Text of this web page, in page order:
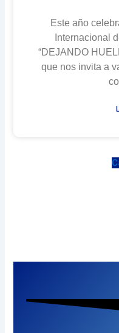
Este año
Internacional
“DEJANDO
que nos invita a